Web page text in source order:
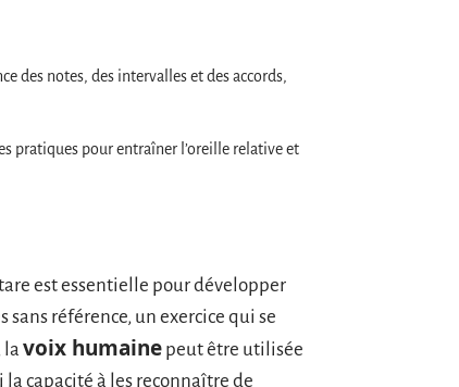
des notes, des intervalles et des accords,
pratiques pour entraîner l’oreille relative et
est essentielle pour développer
référence, un exercice qui se
la voix humaine peut être utilisée
capacité à les reconnaître de